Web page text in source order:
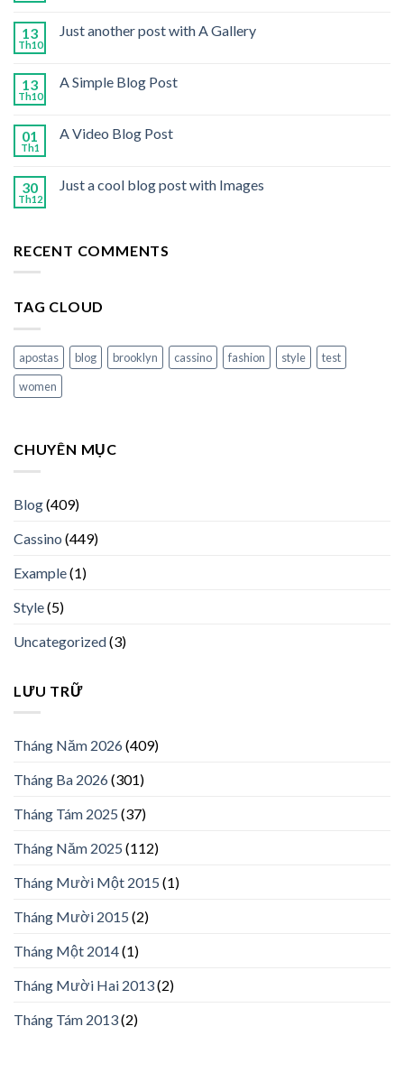
13
Th10
Just another post with A Gallery
13
Th10
A Simple Blog Post
01
Th1
A Video Blog Post
30
Th12
Just a cool blog post with Images
RECENT COMMENTS
TAG CLOUD
apostas blog brooklyn cassino fashion style
test
women
CHUYÊN MỤC
Blog(409)
Cassino (449)
Example(1)
Style(5)
Uncategorized(3)
LƯU TRỮ
Tháng Năm 2026(409)
Tháng Ba 2026(301)
Tháng Tám 2025 (37)
Tháng Năm 2025 (112)
Tháng Mười Một 2015 (1)
Tháng Mười 2015 (2)
Tháng Một 2014(1)
Tháng Mười Hai 2013(2)
Tháng Tám 2013(2)